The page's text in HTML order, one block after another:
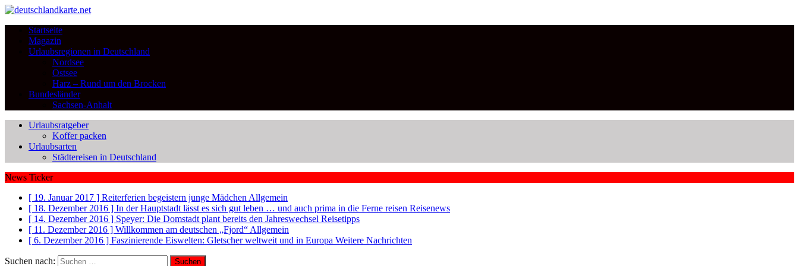
Startseite
Magazin
Urlaubsregionen in Deutschland
Nordsee
Ostsee
Harz – Rund um den Brocken
Bundesländer
Sachsen-Anhalt
Urlaubsratgeber
Koffer packen
Urlaubsarten
Städtereisen in Deutschland
News Ticker
[ 19. Januar 2017 ] Reiterferien begeistern junge Mädchen Allgemein
[ 18. Dezember 2016 ] In der Hauptstadt lässt es sich gut leben … und auch prima in die Ferne reisen Reisenews
[ 14. Dezember 2016 ] Speyer: Die Domstadt plant bereits den Jahreswechsel Reisetipps
[ 11. Dezember 2016 ] Willkommen am deutschen „Fjord“ Allgemein
[ 6. Dezember 2016 ] Faszinierende Eiswelten: Gletscher weltweit und in Europa Weitere Nachrichten
Suchen nach: